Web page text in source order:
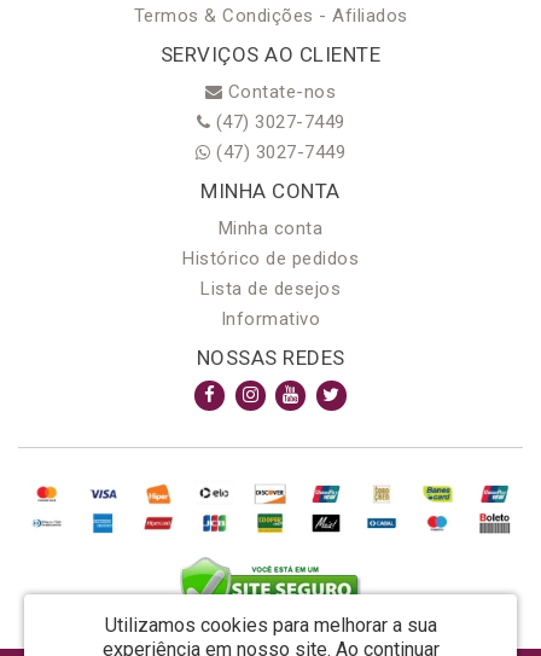
Termos & Condições - Afiliados
SERVIÇOS AO CLIENTE
Contate-nos
(47) 3027-7449
(47) 3027-7449
MINHA CONTA
Minha conta
Histórico de pedidos
Lista de desejos
Informativo
NOSSAS REDES
Utilizamos cookies para melhorar a sua
experiência em nosso site. Ao continuar